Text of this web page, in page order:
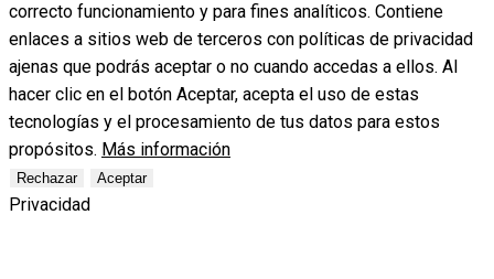
correcto funcionamiento y para fines analíticos. Contiene
enlaces a sitios web de terceros con políticas de privacidad
ajenas que podrás aceptar o no cuando accedas a ellos. Al
hacer clic en el botón Aceptar, acepta el uso de estas
tecnologías y el procesamiento de tus datos para estos
propósitos. Más información
Rechazar Aceptar
Privacidad